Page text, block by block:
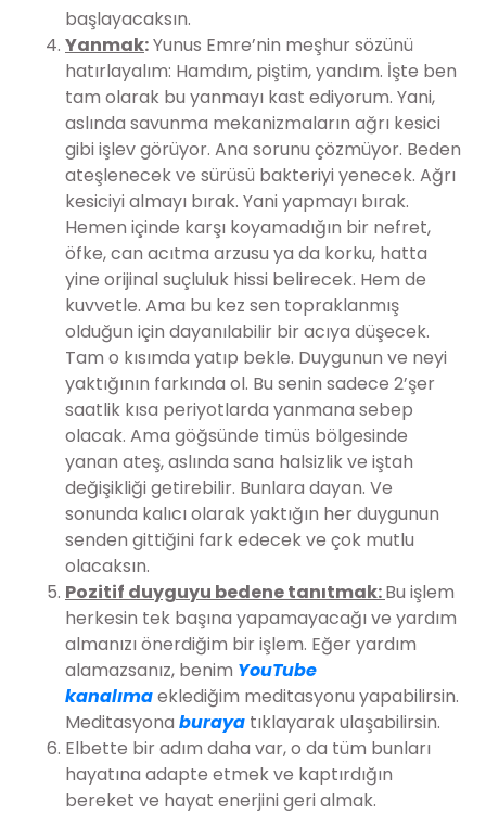
başlayacaksın.
Yanmak:Yunus Emre’nin meşhur sözünü
hatırlayalım: Hamdım, piştim, yandım. İşte ben
tam olarak bu yanmayı kast ediyorum. Yani,
aslında savunma mekanizmaların ağrı kesici
gibi işlev görüyor. Ana sorunu çözmüyor. Beden
ateşlenecek ve sürüsü bakteriyi yenecek. Ağrı
kesiciyi almayı bırak. Yani yapmayı bırak.
Hemen içinde karşı koyamadığın bir nefret,
öfke, can acıtma arzusu ya da korku, hatta
yine orijinal suçluluk hissi belirecek. Hem de
kuvvetle. Ama bu kez sen topraklanmış
olduğun için dayanılabilir bir acıya düşecek.
Tam o kısımda yatıp bekle. Duygunun ve neyi
yaktığının farkında ol. Bu senin sadece 2’şer
saatlik kısa periyotlarda yanmana sebep
olacak. Ama göğsünde timüs bölgesinde
yanan ateş, aslında sana halsizlik ve iştah
değişikliği getirebilir. Bunlara dayan. Ve
sonunda kalıcı olarak yaktığın her duygunun
senden gittiğini fark edecek ve çok mutlu
olacaksın.
Pozitif duyguyu bedene tanıtmak:Bu işlem
herkesin tek başına yapamayacağı ve yardım
almanızı önerdiğim bir işlem. Eğer yardım
alamazsanız, benim YouTube
kanalımaeklediğim meditasyonu yapabilirsin.
Meditasyona buraya tıklayarak ulaşabilirsin.
Elbette bir adım daha var, o da tüm bunları
hayatına adapte etmek ve kaptırdığın
bereket ve hayat enerjini geri almak.